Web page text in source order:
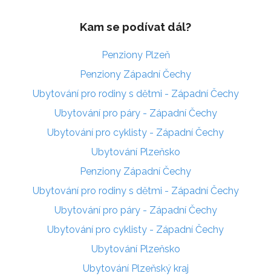
Kam se podívat dál?
Penziony Plzeň
Penziony Západní Čechy
Ubytování pro rodiny s dětmi - Západní Čechy
Ubytování pro páry - Západní Čechy
Ubytování pro cyklisty - Západní Čechy
Ubytování Plzeňsko
Penziony Západní Čechy
Ubytování pro rodiny s dětmi - Západní Čechy
Ubytování pro páry - Západní Čechy
Ubytování pro cyklisty - Západní Čechy
Ubytování Plzeňsko
Ubytování Plzeňský kraj